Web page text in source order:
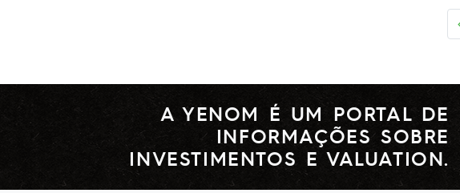
A YENOM É UM PORTAL DE
INFORMAÇÕES SOBRE
INVESTIMENTOS E VALUATION.